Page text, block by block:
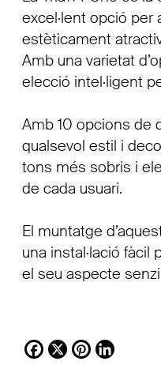
excel·lent opció per
estèticament
Amb una varietat
elecció intel·ligent
Amb 10 opcions de
qualsevol estil i
tons més sobris i
de cada usuari.
El muntatge
una instal·lació fàcil
el seu aspecte
Facebook
X Pinterest